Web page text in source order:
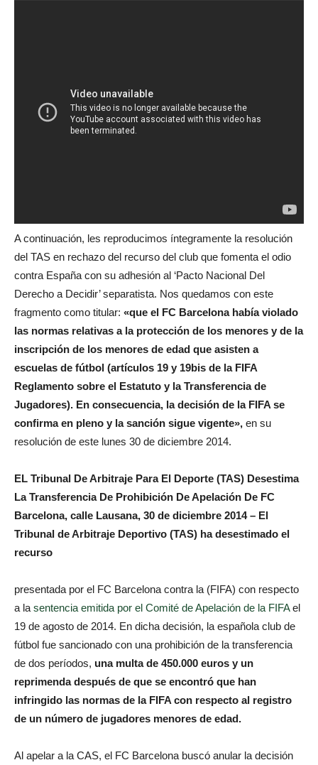
A continuación, les reproducimos íntegramente la resolución
del TAS en rechazo del recurso del club que fomenta el odio
contra España con su adhesión al ‘Pacto Nacional Del
Derecho a Decidir’ separatista. Nos quedamos con este
fragmento como titular: «que el FC Barcelona había violado
las normas relativas a la protección de los menores y de la
inscripción de los menores de edad que asisten a
escuelas de fútbol (artículos 19 y 19bis de la FIFA
Reglamento sobre el Estatuto y la Transferencia de
Jugadores). En consecuencia, la decisión de la FIFA se
confirma en pleno y la sanción sigue vigente», en su
resolución de este lunes 30 de diciembre 2014.
EL Tribunal De Arbitraje Para El Deporte (TAS) Desestima
La Transferencia De Prohibición De Apelación De FC
Barcelona, calle Lausana, 30 de diciembre 2014 – El
Tribunal de Arbitraje Deportivo (TAS) ha desestimado el
recurso
presentada por el FC Barcelona contra la (FIFA) con respecto
a la sentencia emitida por el Comité de Apelación de la FIFAel
19 de agosto de 2014. En dicha decisión, la española club de
fútbol fue sancionado con una prohibición de la transferencia
de dos períodos, una multa de 450.000 euros y un
reprimenda después de que se encontró que han
infringido las normas de la FIFA con respecto al registro
de un número de jugadores menores de edad.
Al apelar a la CAS, el FC Barcelona buscó anular la decisión